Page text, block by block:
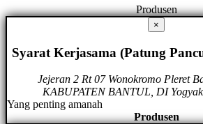
Produsen
×
Syarat Kerjasama (Patung
Jejeran 2 Rt 07 Wonokromo Pleret
KABUPATEN BANTUL, DI
Yang penting amanah
Produsen